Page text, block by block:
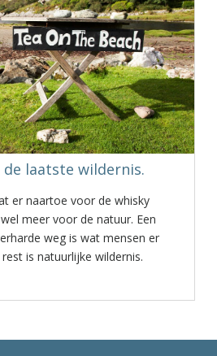
de laatste wildernis.
er naartoe voor de whisky
meer voor de natuur. Een
weg is wat mensen er
is natuurlijke wildernis.